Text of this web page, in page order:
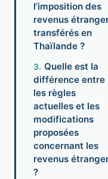
l’imposition des
revenus
transférés en
Thaïlande ?
Quelle est la
différence entre
les règles
actuelles et les
modifications
proposées
concernant les
revenus
?